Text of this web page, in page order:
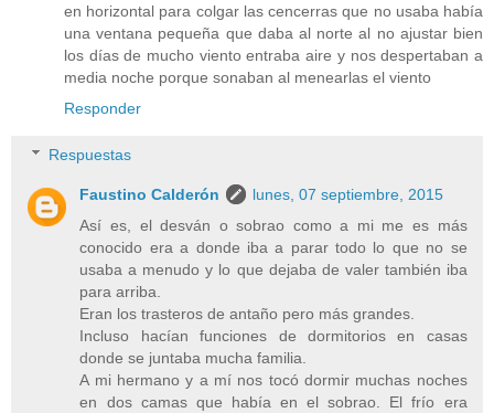
en horizontal para colgar las cencerras que no usaba había
una ventana pequeña que daba al norte al no ajustar bien
los días de mucho viento entraba aire y nos despertaban a
media noche porque sonaban al menearlas el viento
Responder
Respuestas
Faustino Calderón
lunes, 07 septiembre, 2015
Así es, el desván o sobrao como a mi me es más
conocido era a donde iba a parar todo lo que no se
usaba a menudo y lo que dejaba de valer también iba
para arriba.
Eran los trasteros de antaño pero más grandes.
Incluso hacían funciones de dormitorios en casas
donde se juntaba mucha familia.
A mi hermano y a mí nos tocó dormir muchas noches
en dos camas que había en el sobrao. El frío era